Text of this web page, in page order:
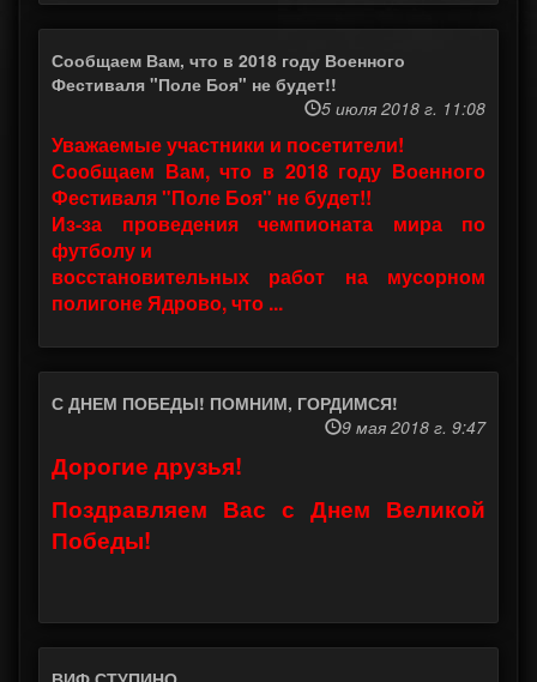
Сообщаем Вам, что в 2018 году Военного
Фестиваля "Поле Боя" не будет!!
5 июля 2018 г. 11:08
Уважаемые участники и посетители!
Сообщаем Вам, что в 2018 году Военного
Фестиваля "Поле Боя" не будет!!
Из-за проведения чемпионата мира по
футболу и
восстановительных работ на мусорном
полигоне Ядрово, что ...
С ДНЕМ ПОБЕДЫ! ПОМНИМ, ГОРДИМСЯ!
9 мая 2018 г. 9:47
Дорогие друзья!
Поздравляем Вас с Днем Великой
Победы!